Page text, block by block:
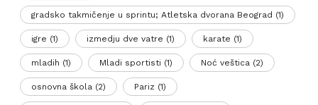
gradsko takmičenje u sprintu; Atletska dvorana Beograd (1)
igre (1) izmedju dve vatre (1) karate (1)
mladih (1) Mladi sportisti (1) Noć veštica (2)
osnovna škola (2) Pariz (1)